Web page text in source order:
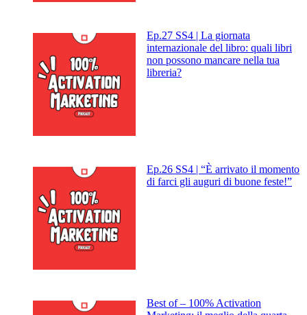
Ep.27 SS4 | La giornata
internazionale del libro: quali libri
non possono mancare nella tua
libreria?
Ep.26 SS4 | “È arrivato il momento
di farci gli auguri di buone feste!”
Best of – 100% Activation